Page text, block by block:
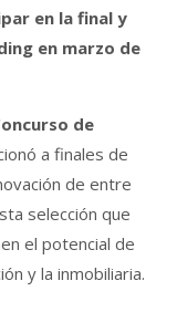
en la final y
en marzo de
de
a finales de
de entre
selección que
el potencial de
y la inmobiliaria.